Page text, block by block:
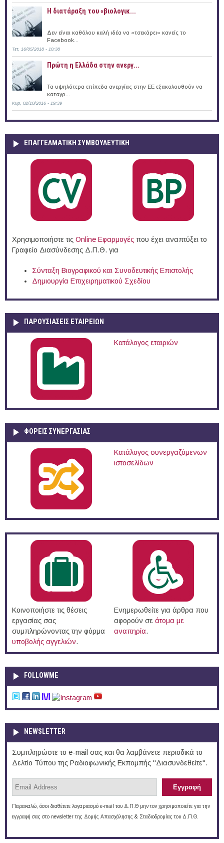
Η διατάραξη του «βιολογικ...
Δεν είναι καθόλου καλή ιδέα να «τσεκάρει» κανείς το
Facebook...
Τετ, 16/05/2018 - 10:38
Πρώτη η Ελλάδα στην ανεργ...
Τα υψηλότερα επίπεδα ανεργίας στην ΕΕ εξακολουθούν να
καταγρ...
Κυρ, 02/10/2016 - 19:39
ΕΠΑΓΓΕΛΜΑΤΙΚΉ ΣΥΜΒΟΥΛΕΥΤΙΚΉ
Χρησιμοποιήστε τις Online Eφαρμογές που έχει αναπτύξει το
Γραφείο Διασύνδεσης Δ.Π.Θ. για
Σύνταξη Βιογραφικού και Συνοδευτικής Επιστολής
Δημιουργία Επιχειρηματικού Σχεδίου
ΠΑΡΟΥΣΙΆΣΕΙΣ ΕΤΑΙΡΕΙΏΝ
Κατάλογος εταιριών
ΦΟΡΕΙΣ ΣΥΝΕΡΓΑΣΙΑΣ
Κατάλογος συνεργαζόμενων
ιστοσελίδων
Κοινοποιήστε τις θέσεις
εργασίας σας
συμπληρώνοντας την φόρμα
υποβολής αγγελιών.
Ενημερωθείτε για άρθρα που
αφορούν σε άτομα με
αναπηρία.
FOLLOWME
NEWSLETTER
Συμπληρώστε το e-mail σας και θα λαμβάνετε περιοδικά το
Δελτίο Τύπου της Ραδιοφωνικής Εκπομπής "Διασυνδεθείτε".
Παρακαλώ, όσοι διαθέτετε λογαριασμό e-mail του Δ.Π.Θ μην τον χρησιμοποιείτε για την
εγγραφή σας στο newsletter της Δομής Απασχόλησης & Σταδιοδρομίας του Δ.Π.Θ.